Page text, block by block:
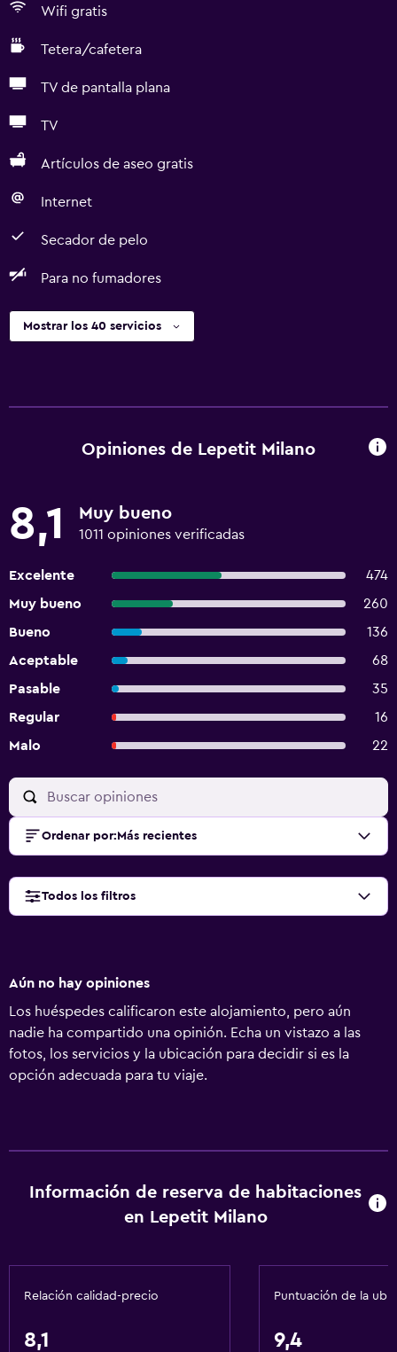
Wifi gratis
Tetera/cafetera
TV de pantalla plana
TV
Artículos de aseo gratis
Internet
Secador de pelo
Para no fumadores
Mostrar los 40 servicios
Opiniones de Lepetit Milano
8,1 Muy bueno
1011 opiniones verificadas
Excelente
474
Muy bueno
260
Bueno
136
Aceptable
68
Pasable
35
Regular
16
Malo
22
Ordenar por: Más recientes
Todos los filtros
Aún no hay opiniones
Los huéspedes calificaron este alojamiento, pero aún
nadie ha compartido una opinión. Echa un vistazo a las
fotos, los servicios y la ubicación para decidir si es la
opción adecuada para tu viaje.
Información de reserva de habitaciones
en Lepetit Milano
Relación calidad-precio
8,1
Puntuación de la
9,4